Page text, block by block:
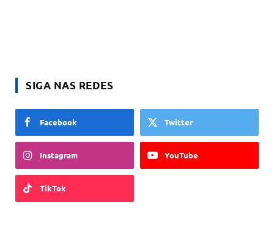
SIGA NAS REDES
Facebook Twitter
Instagram YouTube
TikTok